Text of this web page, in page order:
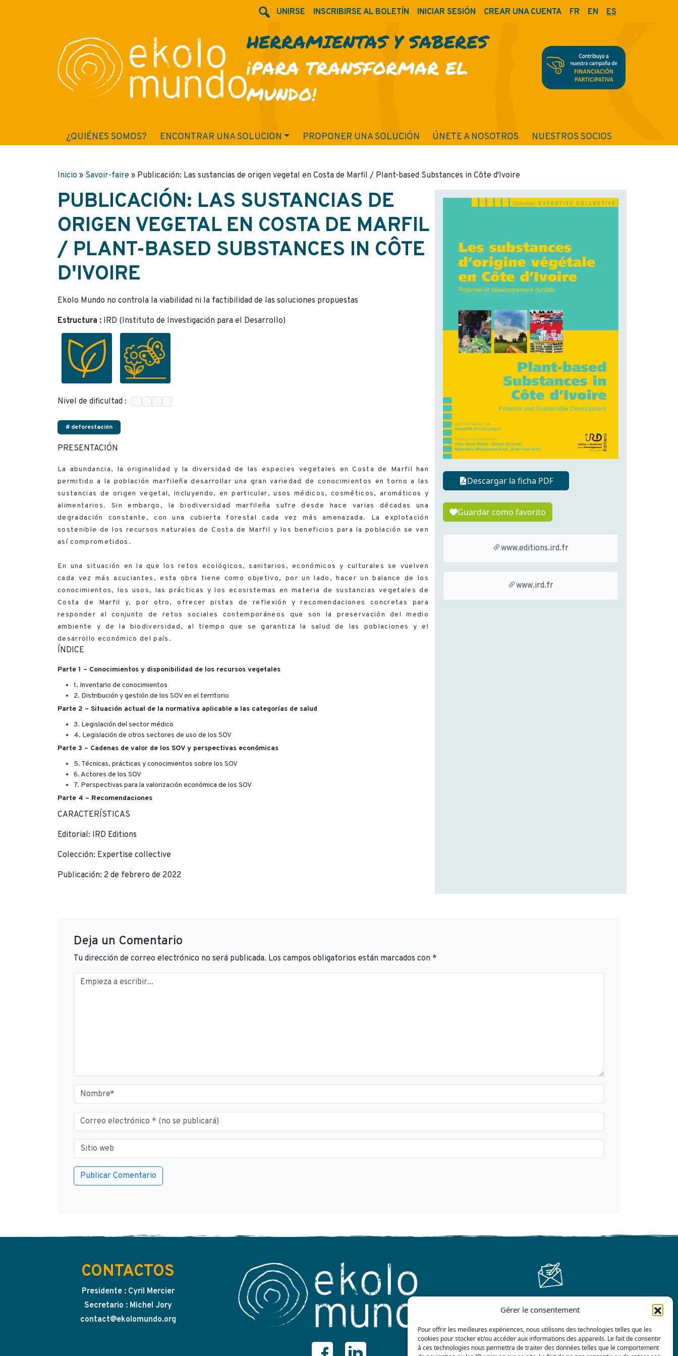
Gérer le consentement
Pour offrir les meilleures expériences, nous utilisons des technologies telles que les
cookies pour stocker et/ou accéder aux informations des appareils. Le fait de consentir
à ces technologies nous permettra de traiter des données telles que le comportement
UNIRSE INSCRIBIRSE AL BOLETÍN INICIAR SESIÓN CREAR UNA CUENTA FR EN ES
HERRAMIENTAS Y SABERES
¡PARA TRANSFORMAR EL
MUNDO!
¿QUIÉNES SOMOS? ENCONTRAR UNA SOLUCION PROPONER UNA SOLUCIÓN ÚNETE A NOSOTROS NUESTROS SOCIOS
Inicio » Savoir-faire » Publicación: Las sustancias de origen vegetal en Costa de Marfil / Plant-based Substances in Côte d'Ivoire
PUBLICACIÓN: LAS SUSTANCIAS DE
ORIGEN VEGETAL EN COSTA DE MARFIL
/ PLANT-BASED SUBSTANCES IN CÔTE
D'IVOIRE
Ekolo Mundo no controla la viabilidad ni la factibilidad de las soluciones propuestas
Estructura : IRD (Instituto de Investigación para el Desarrollo)
Nivel de dificultad :
# deforestación
PRESENTACIÓN
La abundancia, la originalidad y la diversidad de las especies vegetales en Costa de Marfil han
permitido a la población marfileña desarrollar una gran variedad de conocimientos en torno a las
sustancias de origen vegetal, incluyendo, en particular, usos médicos, cosméticos, aromáticos y
alimentarios. Sin embargo, la biodiversidad marfileña sufre desde hace varias décadas una
degradación constante, con una cubierta forestal cada vez más amenazada. La explotación
sostenible de los recursos naturales de Costa de Marfil y los beneficios para la población se ven
así comprometidos.
En una situación en la que los retos ecológicos, sanitarios, económicos y culturales se vuelven
cada vez más acuciantes, esta obra tiene como objetivo, por un lado, hacer un balance de los
conocimientos, los usos, las prácticas y los ecosistemas en materia de sustancias vegetales de
Costa de Marfil y, por otro, ofrecer pistas de reflexión y recomendaciones concretas para
responder al conjunto de retos sociales contemporáneos que son la preservación del medio
ambiente y de la biodiversidad, al tiempo que se garantiza la salud de las poblaciones y el
desarrollo económico del país.
ÍNDICE
Parte 1 – Conocimientos y disponibilidad de los recursos vegetales
1. Inventario de conocimientos
2. Distribución y gestión de los SOV en el territorio
Parte 2 – Situación actual de la normativa aplicable a las categorías de salud
3. Legislación del sector médico
4. Legislación de otros sectores de uso de los SOV
Parte 3 – Cadenas de valor de los SOV y perspectivas económicas
5. Técnicas, prácticas y conocimientos sobre los SOV
6. Actores de los SOV
7. Perspectivas para la valorización económica de los SOV
Parte 4 – Recomendaciones
CARACTERÍSTICAS
Editorial: IRD Editions
Colección: Expertise collective
Publicación: 2 de febrero de 2022
Descargar la ficha PDF
Guardar como favorito
www.editions.ird.fr
www.ird.fr
Deja un Comentario
Tu dirección de correo electrónico no será publicada. Los campos obligatorios están marcados con *
CONTACTOS
Presidente : Cyril Mercier
Secretario : Michel Jory
contact@ekolomundo.org
Contáctenos